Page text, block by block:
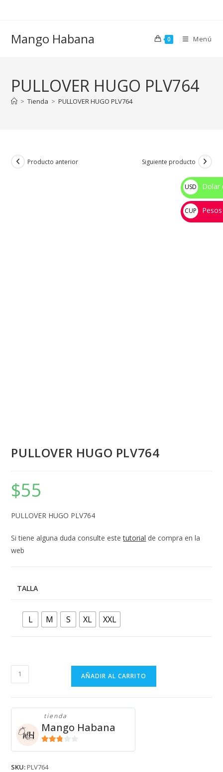
Mango Habana 0 Menú
PULLOVER HUGO PLV764
> Tienda > PULLOVER HUGO PLV764
Producto anterior Siguiente producto
PULLOVER HUGO PLV764
$55
PULLOVER HUGO PLV764
Si tiene alguna duda consulte estetutorial de compra en la
web
TALLA
L M S XL XXL
PULLOVER
HUGO
cantidad
AÑADIR AL CARRITO
tienda
Mango Habana
SKU:PLV764
USD
$
Dolar
CUP
💰
Pesos